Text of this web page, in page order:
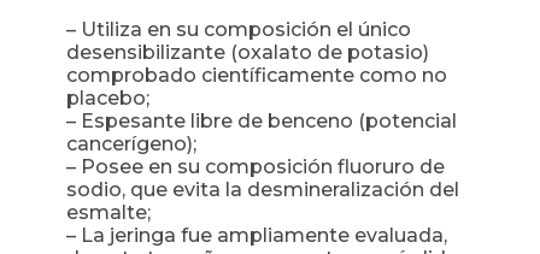
– Utiliza en su composición el único
desensibilizante (oxalato de potasio)
comprobado científicamente como no
placebo;
– Espesante libre de benceno (potencial
cancerígeno);
– Posee en su composición fluoruro de
sodio, que evita la desmineralización del
esmalte;
– La jeringa fue ampliamente evaluada,